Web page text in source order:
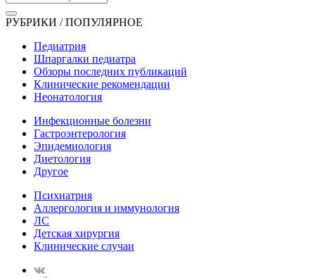
РУБРИКИ / ПОПУЛЯРНОЕ
Педиатрия
Шпаргалки педиатра
Обзоры последних публикаций
Клинические рекомендации
Неонатология
Инфекционные болезни
Гастроэнтерология
Эпидемиология
Диетология
Другое
Психиатрия
Аллергология и иммунология
ЛС
Детская хирургия
Клинические случаи